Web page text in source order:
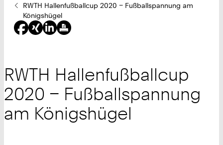
Sie
sind
hier:
RWTH Hallenfußballcup 2020 – Fußballspannung am
Königshügel
RWTH Hallenfußballcup
2020 – Fußballspannung
am Königshügel